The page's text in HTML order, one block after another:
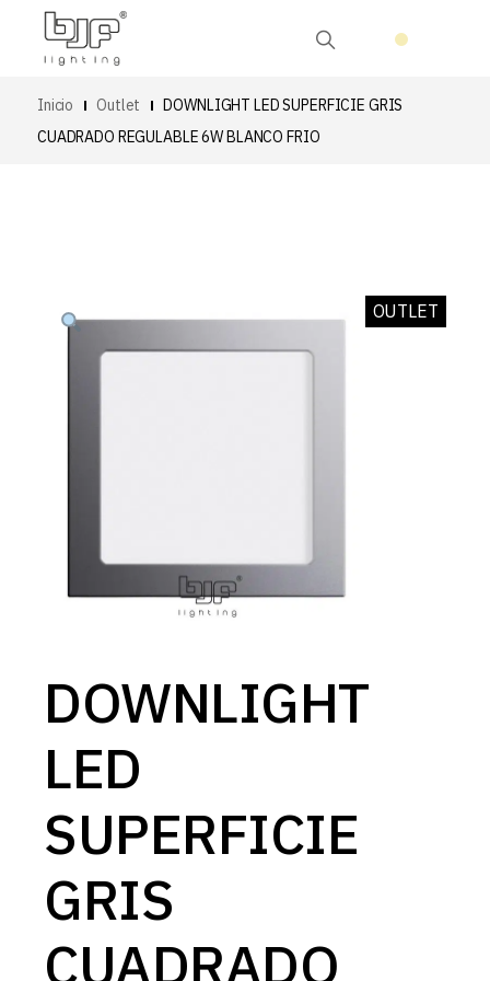
Inicio Outlet
DOWNLIGHT LED SUPERFICIE GRIS
CUADRADO REGULABLE 6W BLANCO FRIO
OUTLET
DOWNLIGHT
LED
SUPERFICIE
GRIS
CUADRADO